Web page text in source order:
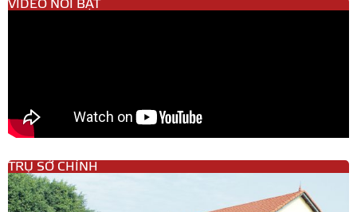
VIDEO NỔI BẬT
TRỤ SỞ CHÍNH